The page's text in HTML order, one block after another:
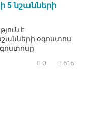
5 նշանների
է
օգոստոս
0 616